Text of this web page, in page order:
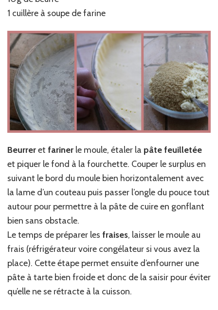
1 cuillère à soupe de farine
Beurreret fariner le moule, étaler la pâte feuilletée
et piquer le fond à la fourchette. Couper le surplus en
suivant le bord du moule bien horizontalement avec
la lame d’un couteau puis passer l’ongle du pouce tout
autour pour permettre à la pâte de cuire en gonflant
bien sans obstacle.
Le temps de préparer les fraises, laisser le moule au
frais (réfrigérateur voire congélateur si vous avez la
place). Cette étape permet ensuite d’enfourner une
pâte à tarte bien froide et donc de la saisir pour éviter
qu’elle ne se rétracte à la cuisson.